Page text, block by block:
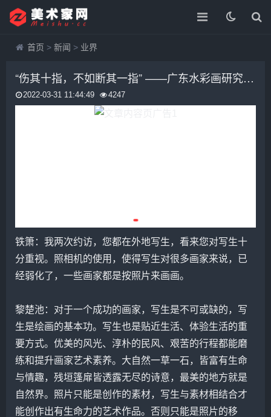
首页 > 新闻 > 业界
“伤其十指，不如断其一指” ——广东水彩画研究会副会长、深圳市美术家协会副主席黎楚池访谈
2022-03-31 11:44:49 4247
铁箫：我两次约访，您都在外地写生，看来您对写生十
分重视。照相机的使用，使得写生对很多画家来说，已
经弱化了，一些画家都是按照片来画画。
黎楚池：对于一个成功的画家，写生是不可或缺的，写
生是绘画的基本功。写生也是贴近生活、体验生活的重
要方式。优美的风光、淳朴的民风、艰苦的行程都能磨
练和提升画家艺术素养。大自然一草一石，皆富有生命
与情趣，残垣篷扉皆透露无尽的诗意，最美的地方就是
自然界。照片只能是创作的素材，写生与素材相结合才
能创作出有生命力的艺术作品。否则只能是照片的移